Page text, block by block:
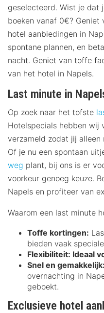
geselecteerd. Wist je dat
boeken vanaf 0€?
hotel aanbiedingen in
spontane plannen, en
nacht. Geniet van toffe
van het hotel in Napels.
Last minute in
Op zoek naar het tofste
Hotelspecials hebben wij
verzameld zodat jij
Of je nu een spontaan
weg plant, bij ons is er
voorkeur genoeg keuze.
Napels en profiteer van
Waarom een last minute
Toffe kortingen:
bieden vaak
Flexibiliteit: Ideaal
Snel en gemakkelijk:
overnachting in
geboekt.
Exclusieve hotel